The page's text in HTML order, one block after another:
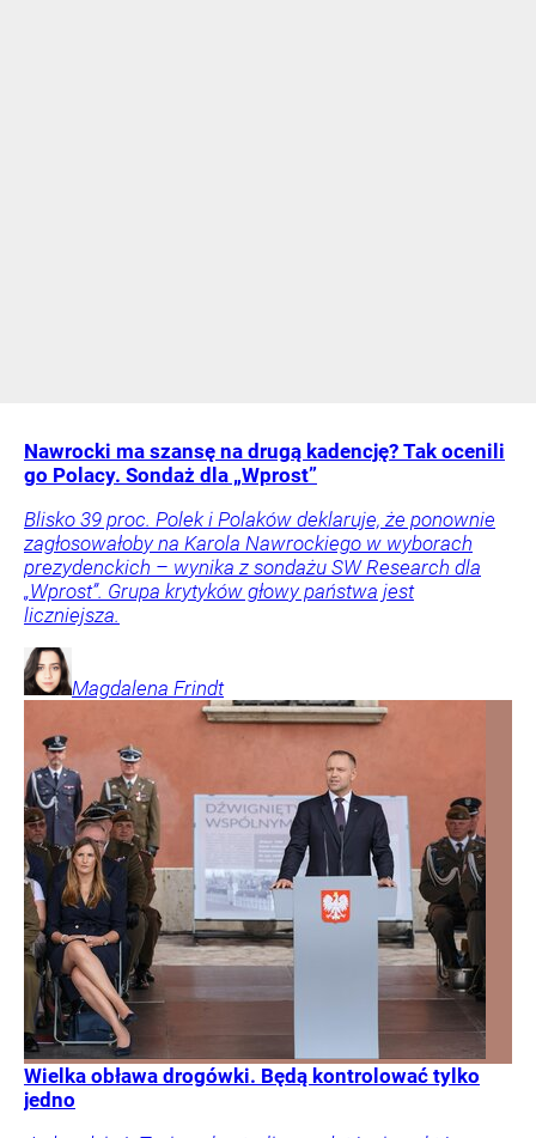
Nawrocki ma szansę na drugą kadencję? Tak ocenili
go Polacy. Sondaż dla „Wprost”
Blisko 39 proc. Polek i Polaków deklaruje, że ponownie
zagłosowałoby na Karola Nawrockiego w wyborach
prezydenckich – wynika z sondażu SW Research dla
„Wprost”. Grupa krytyków głowy państwa jest
liczniejsza.
Magdalena Frindt
Wielka obława drogówki. Będą kontrolować tylko
jedno